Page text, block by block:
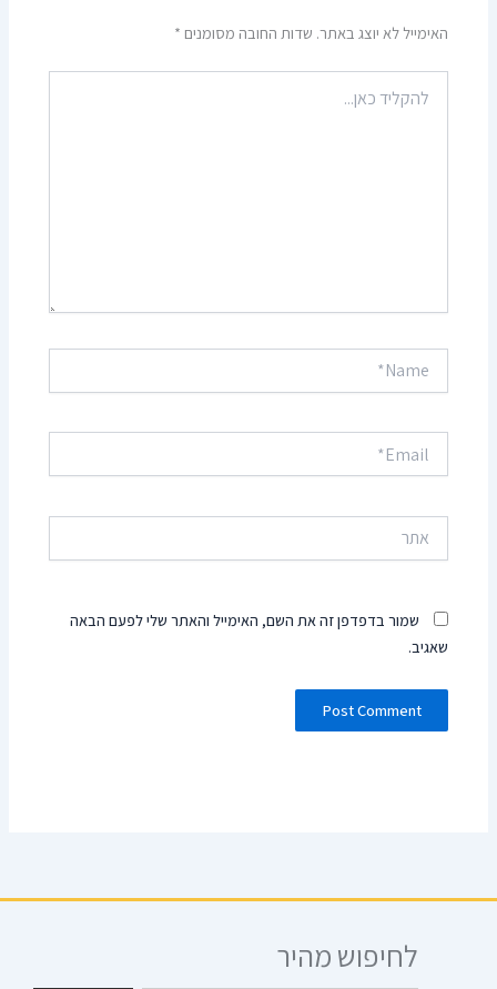
האימייל לא יוצג באתר. שדות החובה מסומנים *
כאן...
שמור בדפדפן זה את השם, האימייל והאתר שלי לפעם הבאה
שאגיב.
לחיפוש מהיר